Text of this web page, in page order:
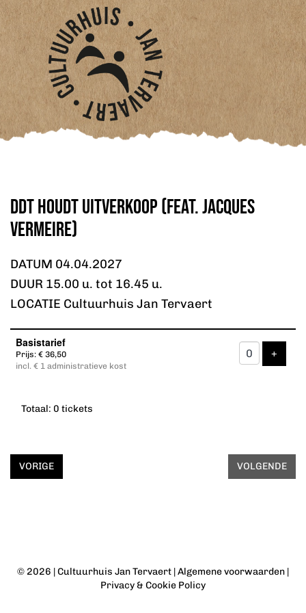
DDT houdt uitverkoop (feat. Jacques
Vermeire)
DATUM 04.04.2027
DUUR 15.00 u. tot 16.45 u.
LOCATIE Cultuurhuis Jan Tervaert
Aantal
Basistarief
Prijs: € 36,50
incl. € 1 administratieve kost
+
Totaal: 0 tickets
VORIGE VOLGENDE
© 2026 |Cultuurhuis Jan Tervaert |Algemene voorwaarden |
Privacy & Cookie Policy